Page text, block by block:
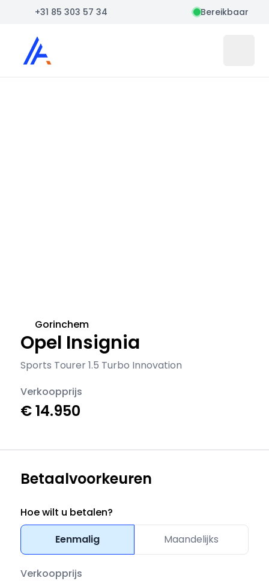
+31 85 303 57 34 Bereikbaar
Auto Atlas
Opel Insignia
Sports Tourer 1.5 Turbo Innovation
Gorinchem
Verkoopprijs
€ 14.950
Betaalvoorkeuren
Hoe wilt u betalen?
Eenmalig
Maandelijks
Verkoopprijs